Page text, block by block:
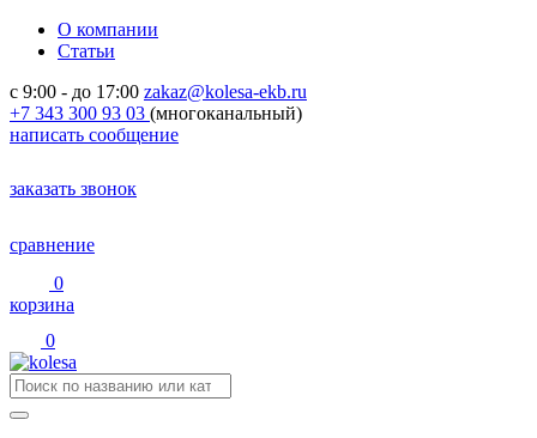
О компании
Статьи
с 9:00 - до 17:00 zakaz@kolesa-ekb.ru
+7 343 300 93 03 (многоканальный)
написать сообщение
заказать звонок
сравнение
0
корзина
0